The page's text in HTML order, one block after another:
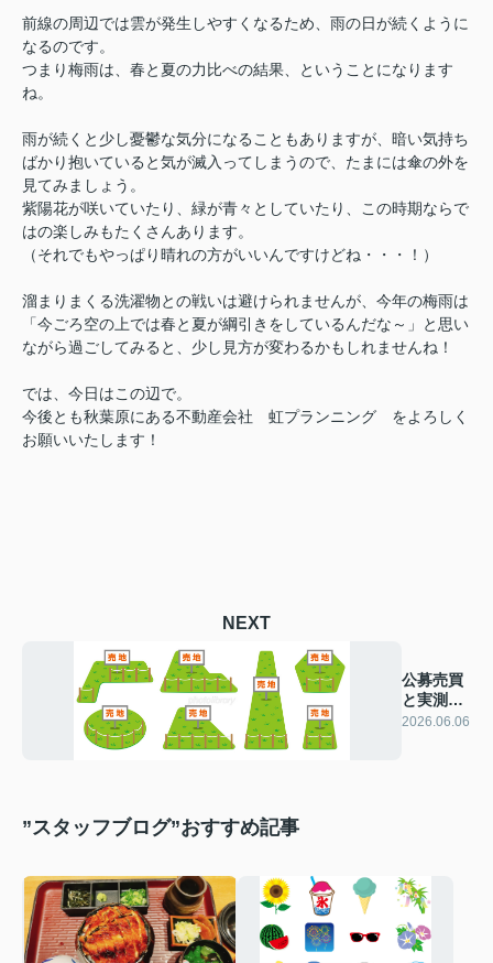
前線の周辺では雲が発生しやすくなるため、雨の日が続くように
なるのです。
つまり梅雨は、春と夏の力比べの結果、ということになります
ね。
雨が続くと少し憂鬱な気分になることもありますが、暗い気持ち
ばかり抱いていると気が滅入ってしまうので、 たまには傘の外を
見てみましょう。
紫陽花が咲いていたり、緑が青々としていたり、この時期ならで
はの楽しみもたくさんあります。
（それでもやっぱり晴れの方がいいんですけどね・・・！）
溜まりまくる洗濯物との戦いは避けられませんが、今年の梅雨は
「今ごろ空の上では春と夏が綱引きをしているんだな～」と思い
ながら過ごしてみると、少し見方が変わるかもしれませんね！
では、今日はこの辺で。
今後とも秋葉原にある不動産会社 虹プランニング をよろしく
お願いいたします！
NEXT
公募売買
と実測売
買につい
2026.06.06
”スタッフブログ”おすすめ記事